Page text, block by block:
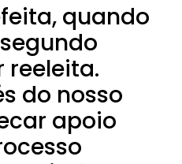
quando
reeleita.
do nosso
apoio